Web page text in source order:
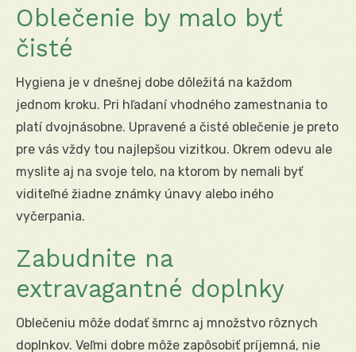
Oblečenie by malo byť
čisté
Hygiena je v dnešnej dobe dôležitá na každom
jednom kroku. Pri hľadaní vhodného zamestnania to
platí dvojnásobne. Upravené a čisté oblečenie je preto
pre vás vždy tou najlepšou vizitkou. Okrem odevu ale
myslite aj na svoje telo, na ktorom by nemali byť
viditeľné žiadne známky únavy alebo iného
vyčerpania.
Zabudnite na
extravagantné doplnky
Oblečeniu môže dodať šmrnc aj množstvo rôznych
doplnkov. Veľmi dobre môže zapôsobiť príjemná, nie